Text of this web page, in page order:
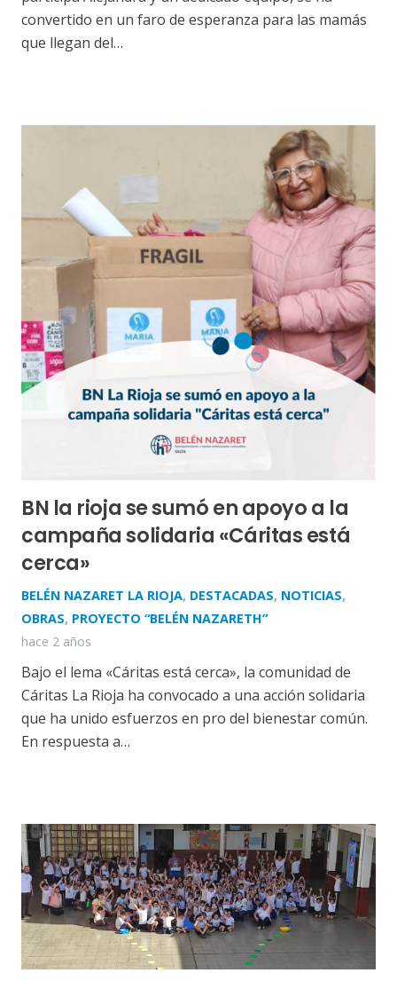
convertido en un faro de esperanza para las mamás
que llegan del…
BN la rioja se sumó en apoyo a la
campaña solidaria «Cáritas está
cerca»
BELÉN NAZARET LA RIOJA, DESTACADAS, NOTICIAS,
OBRAS, PROYECTO “BELÉN NAZARETH”
hace 2 años
Bajo el lema «Cáritas está cerca», la comunidad de
Cáritas La Rioja ha convocado a una acción solidaria
que ha unido esfuerzos en pro del bienestar común.
En respuesta a…